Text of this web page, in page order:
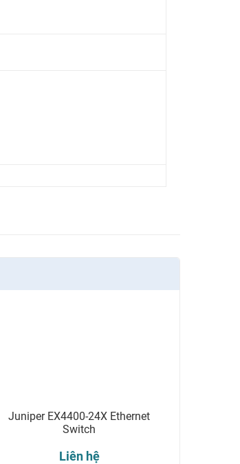
Juniper EX4400-24X Ethernet
Switch
Liên hệ